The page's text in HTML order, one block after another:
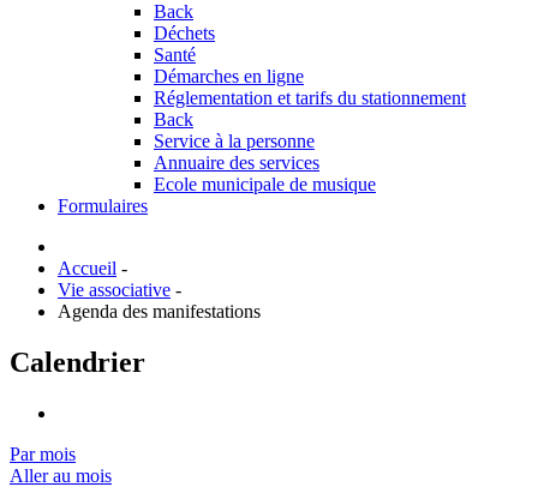
Back
Déchets
Santé
Démarches en ligne
Réglementation et tarifs du stationnement
Back
Service à la personne
Annuaire des services
Ecole municipale de musique
Formulaires
Accueil -
Vie associative -
Agenda des manifestations
Calendrier
Par mois
Aller au mois